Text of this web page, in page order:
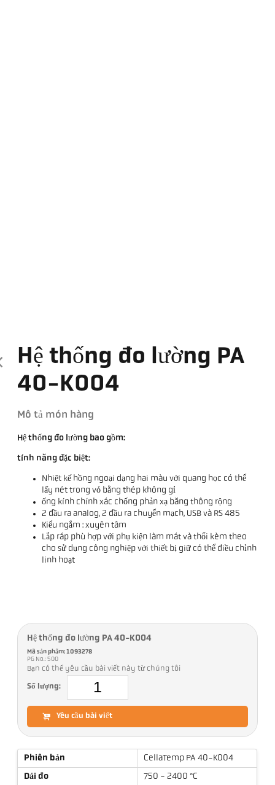
Hệ thống đo lường PA
40-K004
Mô tả món hàng
Hệ thống đo lường bao gồm:
tính năng đặc biệt:
Nhiệt kế hồng ngoại dạng hai màu với quang học có thể
lấy nét trong vỏ bằng thép không gỉ
ống kính chính xác chống phản xạ băng thông rộng
2 đầu ra analog, 2 đầu ra chuyển mạch, USB và RS 485
Kiểu ngắm : xuyên tâm
Lắp ráp phù hợp với phụ kiện làm mát và thổi kèm theo
cho sử dụng công nghiệp với thiết bị giữ có thể điều chỉnh
linh hoạt
Hệ thống đo lường PA 40-K004
Mã sản phẩm: 1093278
PG No.: 500
Bạn có thể yêu cầu bài viết này từ chúng tôi
Số lượng:
Yêu cầu bài viết
Phiên bản
CellaTemp PA 40-K004
Dải đo
750 - 2400 °C